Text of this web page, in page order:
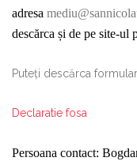
adresa
descărca și de pe site-
Puteți descărca
Declaratie fosa
Persoana contact: